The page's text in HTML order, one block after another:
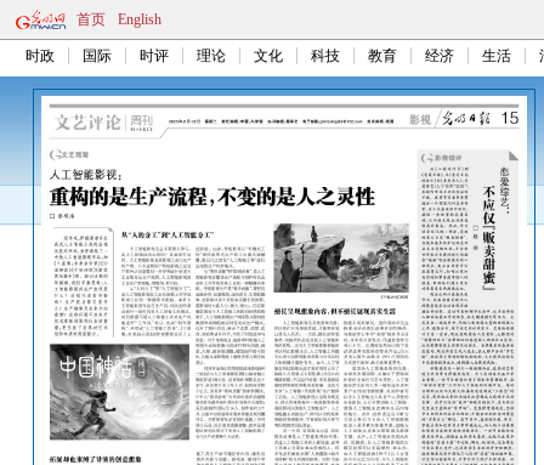
首页 English
时政 国际 时评 理论 文化 科技 教育 经济 生活